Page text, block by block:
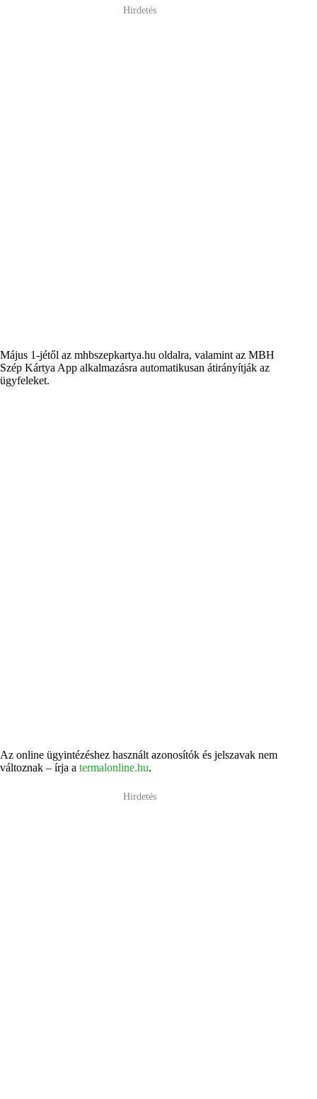
Hirdetés
Május 1-jétől az mhbszepkartya.hu oldalra, valamint az MBH
Szép Kártya App alkalmazásra automatikusan átirányítják az
ügyfeleket.
Az online ügyintézéshez használt azonosítók és jelszavak nem
változnak – írja a termalonline.hu.
Hirdetés